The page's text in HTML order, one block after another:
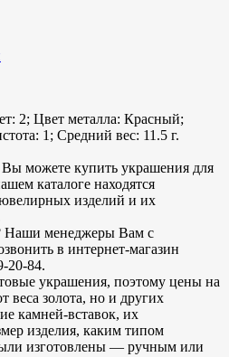
2; Цвет металла: Красный;
1; Средний вес: 11.5 г.
можете купить украшения для
каталоге находятся
изделий и их
Наши менеджеры Вам с
в интернет-магазин
20-84.
украшения, поэтому цены на
веса золота, но и других
камней-вставок, их
изделия, каким типом
изготовлены — ручным или